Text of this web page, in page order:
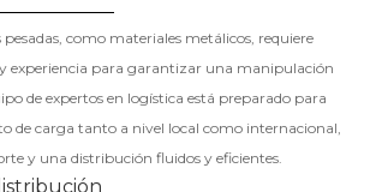
como materiales metálicos, requiere
y experiencia para garantizar una manipulación
de expertos en logística está preparado para
de carga tanto a nivel local como internacional,
y una distribución fluidos y eficientes.